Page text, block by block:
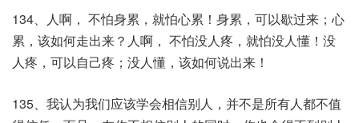
134、人啊， 不怕身累，就怕心累！身累，可以歇过来；心
累，该如何走出来？人啊， 不怕没人疼，就怕没人懂！没
人疼，可以自己疼；没人懂，该如何说出来！
135、我认为我们应该学会相信别人，并不是所有人都不值